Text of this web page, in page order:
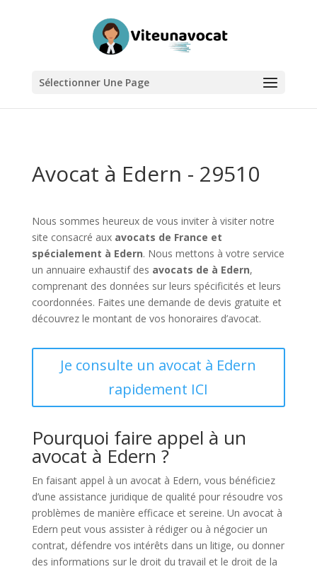
Sélectionner Une Page
Avocat à Edern - 29510
Nous sommes heureux de vous inviter à visiter notre
site consacré aux avocats de France et
spécialement à Edern. Nous mettons à votre service
un annuaire exhaustif des avocats de à Edern,
comprenant des données sur leurs spécificités et leurs
coordonnées. Faites une demande de devis gratuite et
découvrez le montant de vos honoraires d’avocat.
Je consulte un avocat à Edern
rapidement ICI
Pourquoi faire appel à un
avocat à Edern ?
En faisant appel à un avocat à Edern, vous bénéficiez
d’une assistance juridique de qualité pour résoudre vos
problèmes de manière efficace et sereine. Un avocat à
Edern peut vous assister à rédiger ou à négocier un
contrat, défendre vos intérêts dans un litige, ou donner
des informations sur le droit du travail et le droit de la